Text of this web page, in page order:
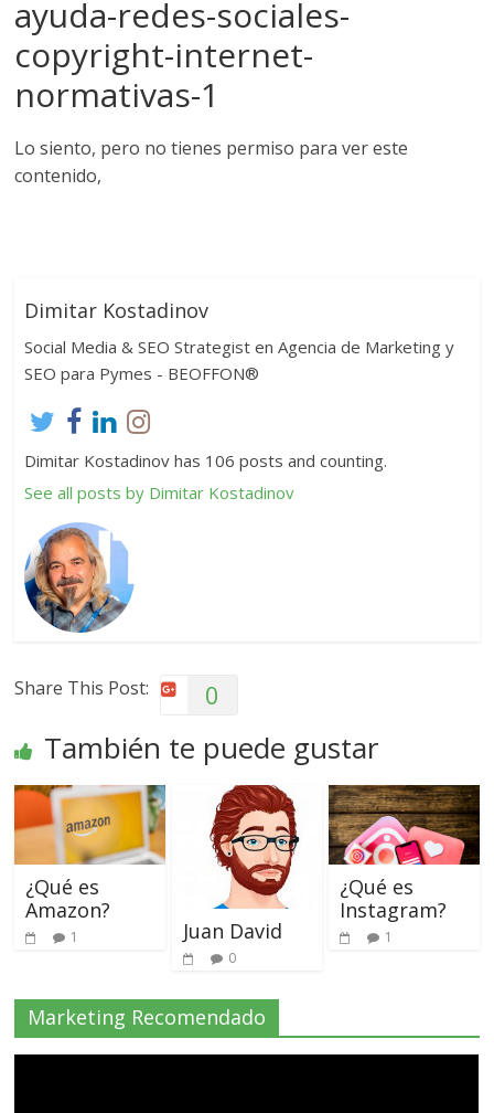
ayuda-redes-sociales-
copyright-internet-
normativas-1
Lo siento, pero no tienes permiso para ver este
contenido,
Dimitar Kostadinov
Social Media & SEO Strategist en Agencia de Marketing y
SEO para Pymes - BEOFFON®
Dimitar Kostadinov has 106 posts and counting.
See all posts by Dimitar Kostadinov
Share This Post: 0
También te puede gustar
¿Qué es
Amazon?
1 Juan David
0
¿Qué es
Instagram?
1
Marketing Recomendado